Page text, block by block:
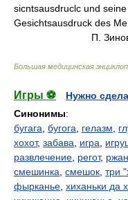
sicntsausdruclc und
Gesichtsausdruck des
П.
Большая медицинская
Игры ⚽
Нужно
Синонимы:
бугага бугога гелазм
хохот, забава игра
развлечение регот,
смешинка смешок три
фырканье хиханьки да